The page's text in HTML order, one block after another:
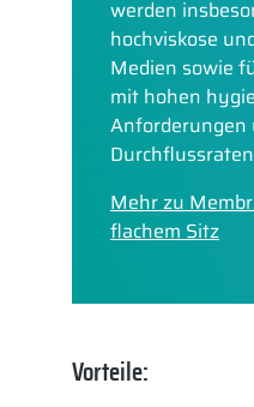
werden
hochviskose
Medien sowie
mit hohen
Anforderungen
Mehr zu
flachem Sitz
Vorteile: